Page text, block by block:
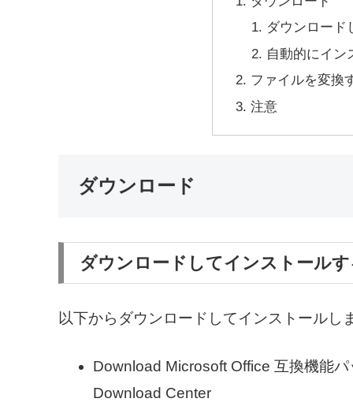
ダウンロード
自動的にイン
ファイルを変換
注意
ダウンロード
ダウンロードしてインストール
以下からダウンロードしてインストールし
Download Microsoft Office 互換機能
Download Center